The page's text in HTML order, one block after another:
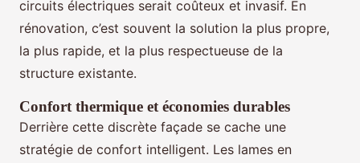
circuits électriques serait coûteux et invasif. En
rénovation, c’est souvent la solution la plus propre,
la plus rapide, et la plus respectueuse de la
structure existante.
Confort thermique et économies durables
Derrière cette discrète façade se cache une
stratégie de confort intelligent. Les lames en